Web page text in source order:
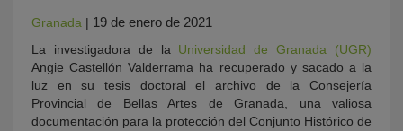
Granada | 19 de enero de 2021
La investigadora de la Universidad de Granada (UGR)
Angie Castellón Valderrama ha recuperado y sacado a la
luz en su tesis doctoral el archivo de la Consejería
Provincial de Bellas Artes de Granada, una valiosa
documentación para la protección del Conjunto Histórico de